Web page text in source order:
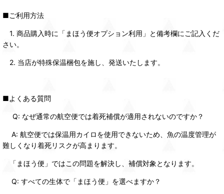
■ご利用方法
1. 商品購入時に「まほう便オプション利用」と備考欄にご記入くだ
さい。
2. 当店が特殊保温梱包を施し、発送いたします。
■よくある質問
Q: なぜ通常の航空便では着死補償が適用されないのですか？
A: 航空便では保温用カイロを使用できないため、魚の温度管理が
難しくなり着死リスクが高まります。
「まほう便」ではこの問題を解決し、補償対象となります。
Q: すべての生体で「まほう便」を選べますか？